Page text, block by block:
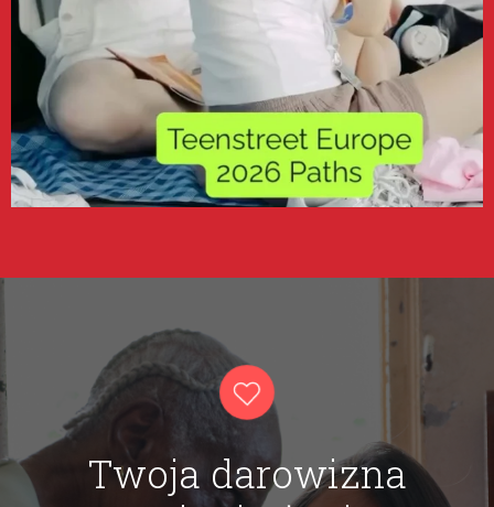
Twoja darowizna